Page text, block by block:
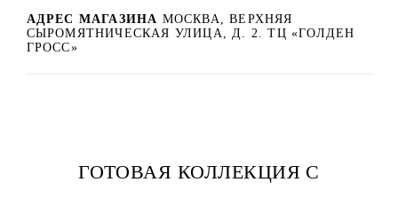
АДРЕС МАГАЗИНА МОСКВА, ВЕРХНЯЯ
СЫРОМЯТНИЧЕСКАЯ УЛИЦА, Д. 2. ТЦ «ГОЛДЕН
ГРОСС»
ГОТОВАЯ КОЛЛЕКЦИЯ С